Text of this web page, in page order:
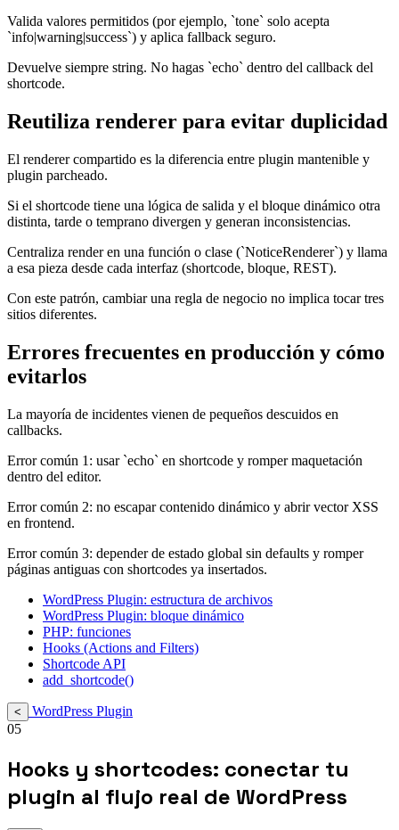
Valida valores permitidos (por ejemplo, `tone` solo acepta
`info|warning|success`) y aplica fallback seguro.
Devuelve siempre string. No hagas `echo` dentro del callback del
shortcode.
Reutiliza renderer para evitar duplicidad
El renderer compartido es la diferencia entre plugin mantenible y
plugin parcheado.
Si el shortcode tiene una lógica de salida y el bloque dinámico otra
distinta, tarde o temprano divergen y generan inconsistencias.
Centraliza render en una función o clase (`NoticeRenderer`) y llama
a esa pieza desde cada interfaz (shortcode, bloque, REST).
Con este patrón, cambiar una regla de negocio no implica tocar tres
sitios diferentes.
Errores frecuentes en producción y cómo
evitarlos
La mayoría de incidentes vienen de pequeños descuidos en
callbacks.
Error común 1: usar `echo` en shortcode y romper maquetación
dentro del editor.
Error común 2: no escapar contenido dinámico y abrir vector XSS
en frontend.
Error común 3: depender de estado global sin defaults y romper
páginas antiguas con shortcodes ya insertados.
WordPress Plugin: estructura de archivos
WordPress Plugin: bloque dinámico
PHP: funciones
Hooks (Actions and Filters)
Shortcode API
add_shortcode()
<
WordPress Plugin
05
Hooks y shortcodes: conectar tu
plugin al flujo real de WordPress